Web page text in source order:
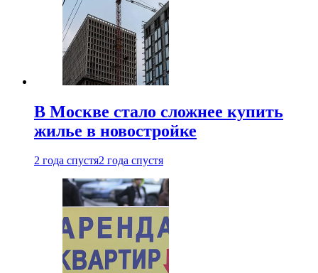
В Москве стало сложнее купить
жилье в новостройке
2 года спустя2 года спустя